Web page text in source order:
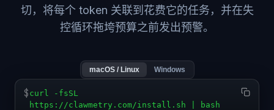
切，将每个 token 关联到花费它的任务，并在失
控循环拖垮预算之前发出预警。
macOS / Linux Windows
$ curl -fsSL
https://clawmetry.com/install.sh | bash